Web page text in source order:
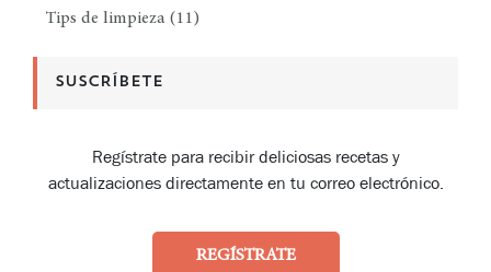
Tips de limpieza (11)
SUSCRÍBETE
Regístrate para recibir deliciosas recetas y
actualizaciones directamente en tu correo electrónico.
REGÍSTRATE